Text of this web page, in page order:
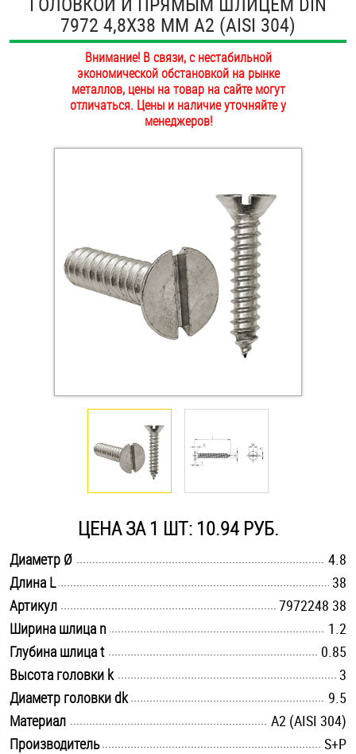
ОПЛАТА И ДОСТАВКА
НАШИ МАГАЗИНЫ
Втулки
Дюбели
Дюймовый крепёж
Инструмент
Крюки, кольца с метрической резьбой
Крюки, кольца с шурупной резьбой
Оснастка и аксессуары для яхт
Саморезы и шурупы
Стопорные кольца
Такелаж
Хомуты
Шайбы
Шпильки
Шплинты
7972 4,8Х38 ММ А2 (AISI 304)
Внимание! В связи, с нестабильной
экономической обстановкой на рынке
металлов, цены на товар на сайте могут
отличаться. Цены и наличие уточняйте у
менеджеров!
ЦЕНА ЗА 1 ШТ: 10.94 РУБ.
Диаметр Ø
4.8
Длина L
38
Артикул
7972248 38
Ширина шлица n
1.2
Глубина шлица t
0.85
Высота головки k
3
Диаметр головки dk
9.5
Материал
А2 (AISI 304)
Производитель
S+P